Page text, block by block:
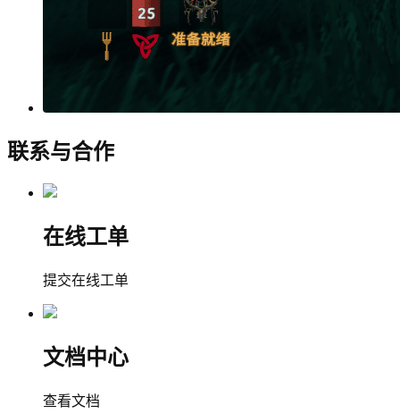
联系与合作
在线工单
提交在线工单
文档中心
查看文档